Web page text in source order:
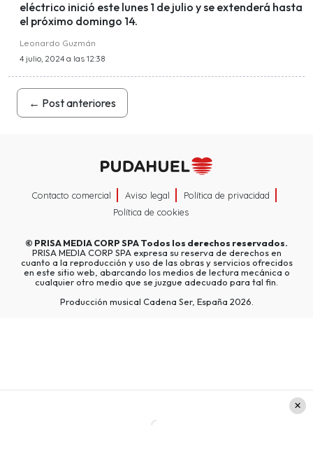
eléctrico inició este lunes 1 de julio y se extenderá hasta
el próximo domingo 14.
Leonardo Guzmán
4 julio, 2024 a las 12:38
← Post anteriores
Contacto comercial Aviso legal
Política de privacidad
Política de cookies
© PRISA MEDIA CORP SPATodos los derechos reservados.
PRISA MEDIA CORP SPA expresa su reserva de derechos en
cuanto a la reproducción y uso de las obras y servicios ofrecidos
en este sitio web, abarcando los medios de lectura mecánica o
cualquier otro medio que se juzgue adecuado para tal fin.
Producción musical Cadena Ser, España 2026.